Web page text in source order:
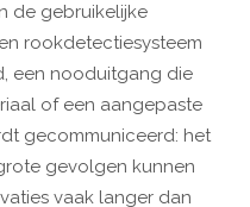
de gebruikelijke
rookdetectiesysteem
een nooduitgang die
of een aangepaste
gecommuniceerd: het
gevolgen kunnen
vaak langer dan